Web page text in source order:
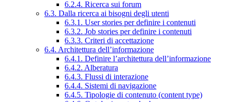
6.2.4. Ricerca sui forum
6.3. Dalla ricerca ai bisogni degli utenti
6.3.1. User stories per definire i contenuti
6.3.2. Job stories per definire i contenuti
6.3.3. Criteri di accettazione
6.4. Architettura dell’informazione
6.4.1. Definire l’architettura dell’informazione
6.4.2. Alberatura
6.4.3. Flussi di interazione
6.4.4. Sistemi di navigazione
6.4.5. Tipologie di contenuto (content type)